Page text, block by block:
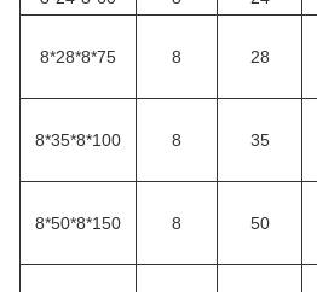
8*28*8*75 8 28
8*35*8*100 8 35
8*50*8*150 8 50